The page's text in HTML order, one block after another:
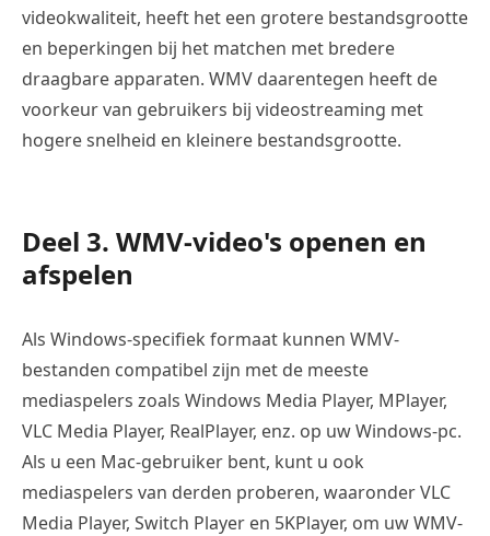
videokwaliteit, heeft het een grotere bestandsgrootte
en beperkingen bij het matchen met bredere
draagbare apparaten. WMV daarentegen heeft de
voorkeur van gebruikers bij videostreaming met
hogere snelheid en kleinere bestandsgrootte.
Deel 3. WMV-video's openen en
afspelen
Als Windows-specifiek formaat kunnen WMV-
bestanden compatibel zijn met de meeste
mediaspelers zoals Windows Media Player, MPlayer,
VLC Media Player, RealPlayer, enz. op uw Windows-pc.
Als u een Mac-gebruiker bent, kunt u ook
mediaspelers van derden proberen, waaronder VLC
Media Player, Switch Player en 5KPlayer, om uw WMV-